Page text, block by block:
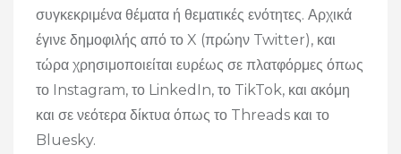
συγκεκριμένα θέματα ή θεματικές ενότητες. Αρχικά
έγινε δημοφιλής από το X (πρώην Twitter), και
τώρα χρησιμοποιείται ευρέως σε πλατφόρμες όπως
το Instagram, το LinkedIn, το TikTok, και ακόμη
και σε νεότερα δίκτυα όπως το Threads και το
Bluesky.